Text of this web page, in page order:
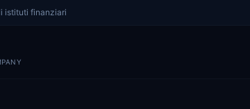
istituti finanziari